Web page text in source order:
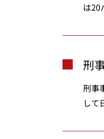
は20
刑
刑事
して